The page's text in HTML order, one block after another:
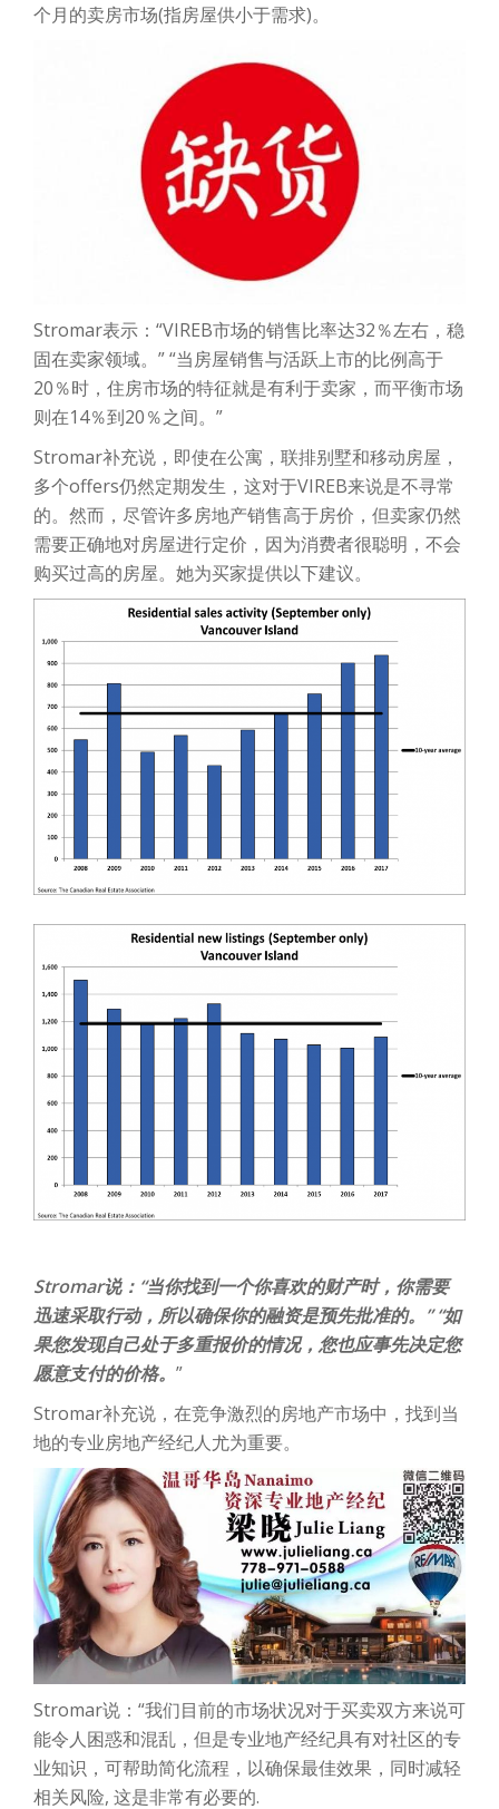
个月的卖房市场(指房屋供小于需求)。
Stromar表示：“VIREB市场的销售比率达32％左右，稳
固在卖家领域。” “当房屋销售与活跃上市的比例高于
20％时，住房市场的特征就是有利于卖家，而平衡市场
则在14％到20％之间。”
Stromar补充说，即使在公寓，联排别墅和移动房屋，
多个offers仍然定期发生，这对于VIREB来说是不寻常
的。然而，尽管许多房地产销售高于房价，但卖家仍然
需要正确地对房屋进行定价，因为消费者很聪明，不会
购买过高的房屋。她为买家提供以下建议。
Stromar说：“当你找到一个你喜欢的财产时，你需要
迅速采取行动，所以确保你的融资是预先批准的。” “如
果您发现自己处于多重报价的情况，您也应事先决定您
愿意支付的价格。 ”
Stromar补充说，在竞争激烈的房地产市场中，找到当
地的专业房地产经纪人尤为重要。
Stromar说：“我们目前的市场状况对于买卖双方来说可
能令人困惑和混乱，但是专业地产经纪具有对社区的专
业知识，可帮助简化流程，以确保最佳效果，同时减轻
相关风险, 这是非常有必要的.